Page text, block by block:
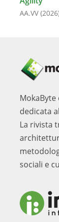
AA.VV
dedicata
La rivista
sociali e